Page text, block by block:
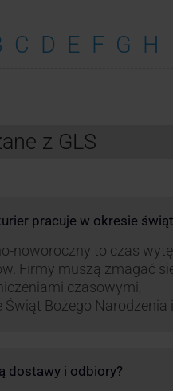
C D E F G H
z GLS
pracuje w okresie
noworoczny to czas
Firmy muszą zmagać
czasowymi,
Bożego Narodzenia i
dostawy i odbiory?